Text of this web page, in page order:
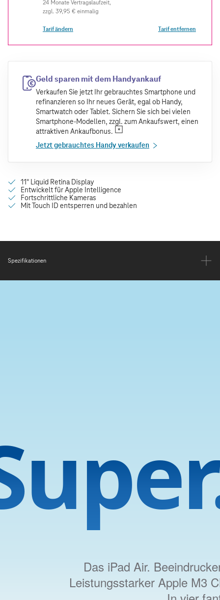
zzgl. 39,95 € einmalig
Tarif ändern Tarif entfernen
Geld sparen mit dem Handyankauf
Verkaufen Sie jetzt Ihr gebrauchtes Smartphone und
refinanzieren so Ihr neues Gerät, egal ob Handy,
Smartwatch oder Tablet. Sichern Sie sich bei vielen
Smartphone-Modellen, zzgl. zum Ankaufswert, einen
attraktiven Ankaufbonus.
Jetzt gebrauchtes Handy verkaufen
Spezifikationen